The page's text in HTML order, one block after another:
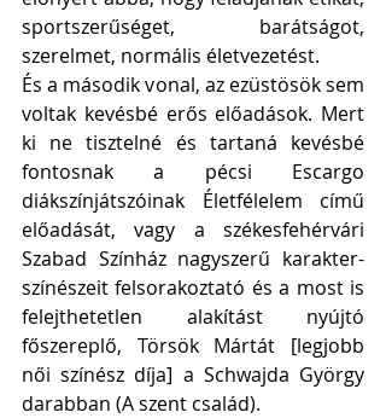
sportszerűséget, barátságot,
szerelmet, normális életvezetést.
És a második vonal, az ezüstösök sem
voltak kevésbé erős előadások. Mert
ki ne tisztelné és tartaná kevésbé
fontosnak a pécsi Escargo
diákszínjátszóinak Életfélelem című
előadását, vagy a székesfehérvári
Szabad Színház nagyszerű karakter-
színészeit felsorakoztató és a most is
felejthetetlen alakítást nyújtó
főszereplő, Törsök Mártát [legjobb
női színész díja] a Schwajda György
darabban (A szent család).